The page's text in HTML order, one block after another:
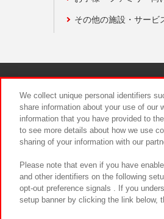
その他の施設・サービ
We collect unique personal identifiers
share information about your use of our
information that you have provided to
to see more details about how we use
sharing of your information with our
Please note that even if you have
and other identifiers on the following
opt-out preference signals . If you
setup banner by clicking the link below,